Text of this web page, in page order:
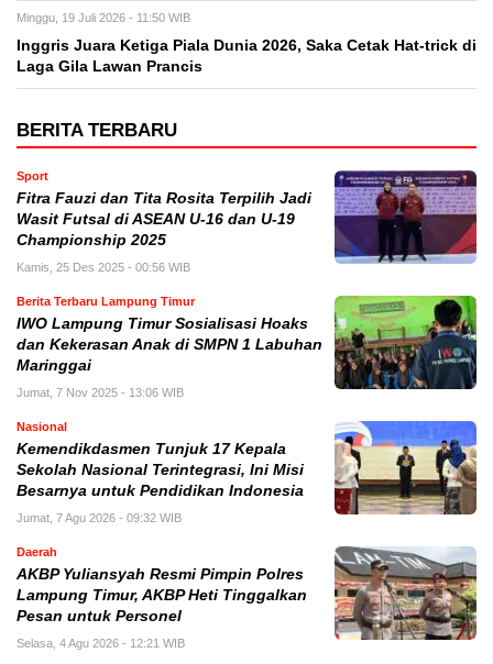
Minggu, 19 Juli 2026 - 11:50 WIB
Inggris Juara Ketiga Piala Dunia 2026, Saka Cetak Hat-trick di
Laga Gila Lawan Prancis
BERITA TERBARU
Sport
Fitra Fauzi dan Tita Rosita Terpilih Jadi
Wasit Futsal di ASEAN U-16 dan U-19
Championship 2025
Kamis, 25 Des 2025 - 00:56 WIB
Berita Terbaru Lampung Timur
IWO Lampung Timur Sosialisasi Hoaks
dan Kekerasan Anak di SMPN 1 Labuhan
Maringgai
Jumat, 7 Nov 2025 - 13:06 WIB
Nasional
Kemendikdasmen Tunjuk 17 Kepala
Sekolah Nasional Terintegrasi, Ini Misi
Besarnya untuk Pendidikan Indonesia
Jumat, 7 Agu 2026 - 09:32 WIB
Daerah
AKBP Yuliansyah Resmi Pimpin Polres
Lampung Timur, AKBP Heti Tinggalkan
Pesan untuk Personel
Selasa, 4 Agu 2026 - 12:21 WIB